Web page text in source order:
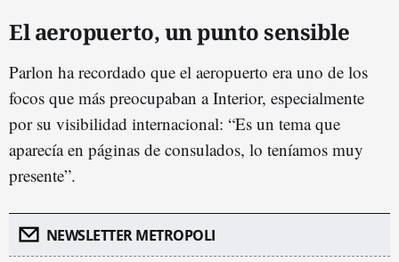
El aeropuerto, un punto sensible
Parlon ha recordado que el aeropuerto era uno de los
focos que más preocupaban a Interior, especialmente
por su visibilidad internacional: “Es un tema que
aparecía en páginas de consulados, lo teníamos muy
presente”.
NEWSLETTER METROPOLI